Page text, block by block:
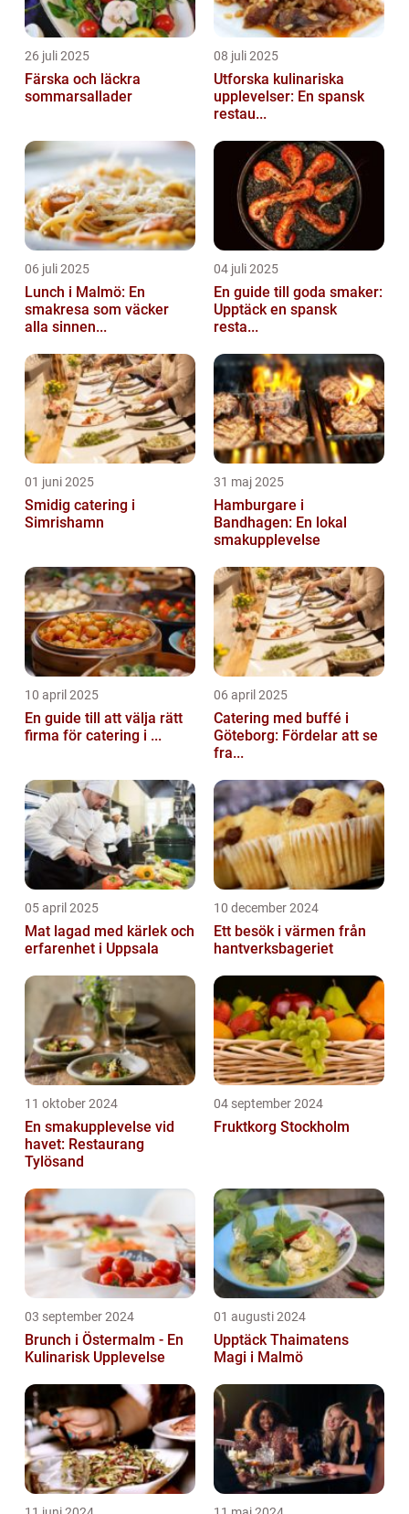
26 juli 2025
Färska och läckra
sommarsallader
08 juli 2025
Utforska kulinariska
upplevelser: En spansk
restau...
06 juli 2025
Lunch i Malmö: En
smakresa som väcker
alla sinnen...
04 juli 2025
En guide till goda smaker:
Upptäck en spansk
resta...
01 juni 2025
Smidig catering i
Simrishamn
31 maj 2025
Hamburgare i
Bandhagen: En lokal
smakupplevelse
10 april 2025
En guide till att välja rätt
firma för catering i ...
06 april 2025
Catering med buffé i
Göteborg: Fördelar att se
fra...
05 april 2025
Mat lagad med kärlek och
erfarenhet i Uppsala
10 december 2024
Ett besök i värmen från
hantverksbageriet
11 oktober 2024
En smakupplevelse vid
havet: Restaurang
Tylösand
04 september 2024
Fruktkorg Stockholm
03 september 2024
Brunch i Östermalm - En
Kulinarisk Upplevelse
01 augusti 2024
Upptäck Thaimatens
Magi i Malmö